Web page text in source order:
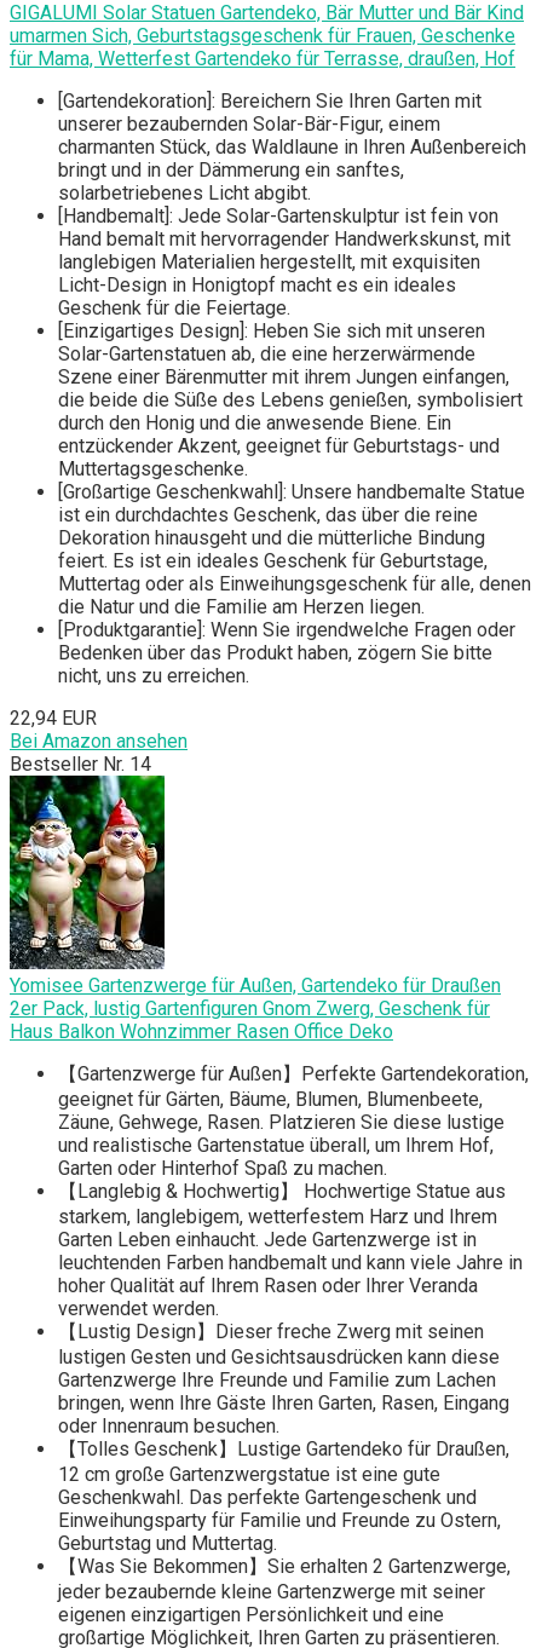
GIGALUMI Solar Statuen Gartendeko, Bär Mutter und Bär Kind
umarmen Sich, Geburtstagsgeschenk für Frauen, Geschenke
für Mama, Wetterfest Gartendeko für Terrasse, draußen, Hof
[Gartendekoration]: Bereichern Sie Ihren Garten mit
unserer bezaubernden Solar-Bär-Figur, einem
charmanten Stück, das Waldlaune in Ihren Außenbereich
bringt und in der Dämmerung ein sanftes,
solarbetriebenes Licht abgibt.
[Handbemalt]: Jede Solar-Gartenskulptur ist fein von
Hand bemalt mit hervorragender Handwerkskunst, mit
langlebigen Materialien hergestellt, mit exquisiten
Licht-Design in Honigtopf macht es ein ideales
Geschenk für die Feiertage.
[Einzigartiges Design]: Heben Sie sich mit unseren
Solar-Gartenstatuen ab, die eine herzerwärmende
Szene einer Bärenmutter mit ihrem Jungen einfangen,
die beide die Süße des Lebens genießen, symbolisiert
durch den Honig und die anwesende Biene. Ein
entzückender Akzent, geeignet für Geburtstags- und
Muttertagsgeschenke.
[Großartige Geschenkwahl]: Unsere handbemalte Statue
ist ein durchdachtes Geschenk, das über die reine
Dekoration hinausgeht und die mütterliche Bindung
feiert. Es ist ein ideales Geschenk für Geburtstage,
Muttertag oder als Einweihungsgeschenk für alle, denen
die Natur und die Familie am Herzen liegen.
[Produktgarantie]: Wenn Sie irgendwelche Fragen oder
Bedenken über das Produkt haben, zögern Sie bitte
nicht, uns zu erreichen.
22,94 EUR
Bei Amazon ansehen
Bestseller Nr. 14
Yomisee Gartenzwerge für Außen, Gartendeko für Draußen
2er Pack, lustig Gartenfiguren Gnom Zwerg, Geschenk für
Haus Balkon Wohnzimmer Rasen Office Deko
【Gartenzwerge für Außen】Perfekte Gartendekoration,
geeignet für Gärten, Bäume, Blumen, Blumenbeete,
Zäune, Gehwege, Rasen. Platzieren Sie diese lustige
und realistische Gartenstatue überall, um Ihrem Hof,
Garten oder Hinterhof Spaß zu machen.
【Langlebig & Hochwertig】 Hochwertige Statue aus
starkem, langlebigem, wetterfestem Harz und Ihrem
Garten Leben einhaucht. Jede Gartenzwerge ist in
leuchtenden Farben handbemalt und kann viele Jahre in
hoher Qualität auf Ihrem Rasen oder Ihrer Veranda
verwendet werden.
【Lustig Design】Dieser freche Zwerg mit seinen
lustigen Gesten und Gesichtsausdrücken kann diese
Gartenzwerge Ihre Freunde und Familie zum Lachen
bringen, wenn Ihre Gäste Ihren Garten, Rasen, Eingang
oder Innenraum besuchen.
【Tolles Geschenk】Lustige Gartendeko für Draußen,
12 cm große Gartenzwergstatue ist eine gute
Geschenkwahl. Das perfekte Gartengeschenk und
Einweihungsparty für Familie und Freunde zu Ostern,
Geburtstag und Muttertag.
【Was Sie Bekommen】Sie erhalten 2 Gartenzwerge,
jeder bezaubernde kleine Gartenzwerge mit seiner
eigenen einzigartigen Persönlichkeit und eine
großartige Möglichkeit, Ihren Garten zu präsentieren.